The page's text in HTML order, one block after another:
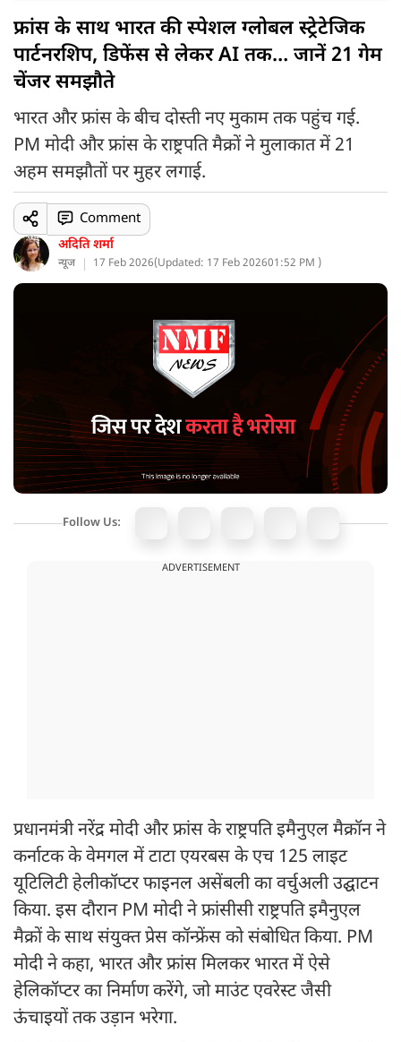
फ्रांस के साथ भारत की स्पेशल ग्लोबल स्ट्रेटेजिक
पार्टनरशिप, डिफेंस से लेकर AI तक… जानें 21 गेम
चेंजर समझौते
भारत और फ्रांस के बीच दोस्ती नए मुकाम तक पहुंच गई.
PM मोदी और फ्रांस के राष्ट्रपति मैक्रों ने मुलाकात में 21
अहम समझौतों पर मुहर लगाई.
अदिति शर्मा
न्यूज 17 Feb 2026(Updated: 17 Feb 202601:52 PM )
Comment
Follow Us:
ADVERTISEMENT
प्रधानमंत्री नरेंद्र मोदी और फ्रांस के राष्ट्रपति इमैनुएल मैक्रॉन ने
कर्नाटक के वेमगल में टाटा एयरबस के एच 125 लाइट
यूटिलिटी हेलीकॉप्टर फाइनल असेंबली का वर्चुअली उद्घाटन
किया. इस दौरान PM मोदी ने फ्रांसीसी राष्ट्रपति इमैनुएल
मैक्रों के साथ संयुक्त प्रेस कॉन्फ्रेंस को संबोधित किया. PM
मोदी ने कहा, भारत और फ्रांस मिलकर भारत में ऐसे
हेलिकॉप्टर का निर्माण करेंगे, जो माउंट एवरेस्ट जैसी
ऊंचाइयों तक उड़ान भरेगा.